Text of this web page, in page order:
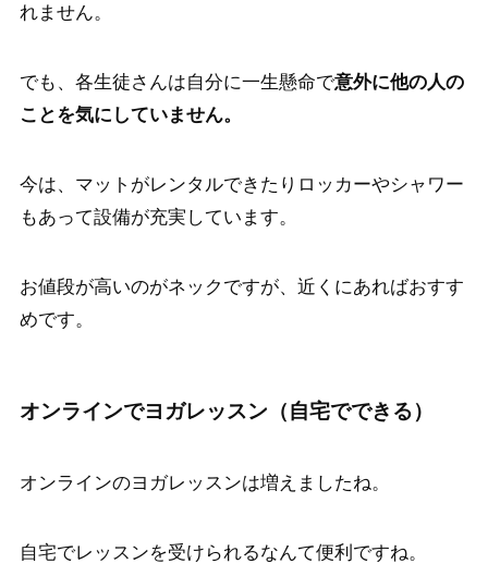
れません。
でも、各生徒さんは自分に一生懸命で意外に他の人の
ことを気にしていません。
今は、マットがレンタルできたりロッカーやシャワー
もあって設備が充実しています。
お値段が高いのがネックですが、近くにあればおすす
めです。
オンラインでヨガレッスン（自宅でできる）
オンラインのヨガレッスンは増えましたね。
自宅でレッスンを受けられるなんて便利ですね。